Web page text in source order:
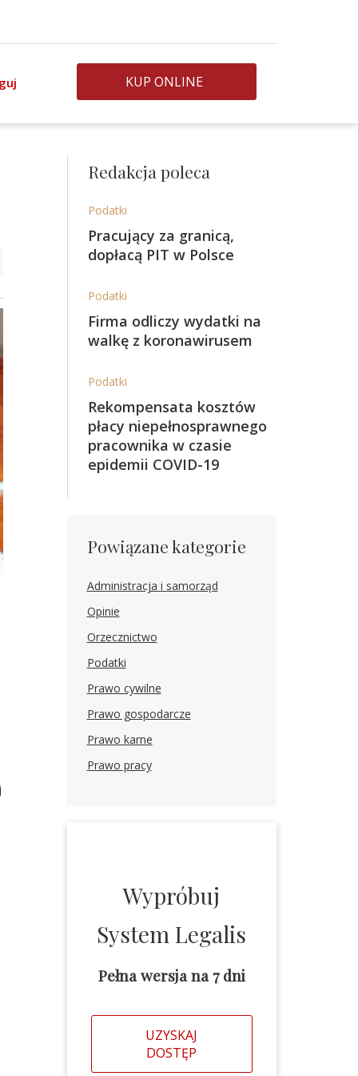
KUP ONLINE
Redakcja poleca
Podatki
Pracujący za granicą,
dopłacą PIT w Polsce
Podatki
Firma odliczy wydatki na
walkę z koronawirusem
Podatki
Rekompensata kosztów
płacy niepełnosprawnego
pracownika w czasie
epidemii COVID-19
Powiązane kategorie
Administracja i samorząd
Opinie
Orzecznictwo
Podatki
Prawo cywilne
Prawo gospodarcze
Prawo karne
Prawo pracy
Wypróbuj
System Legalis
Pełna wersja na 7 dni
UZYSKAJ
DOSTĘP